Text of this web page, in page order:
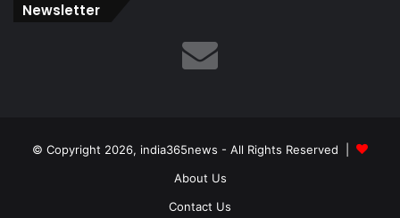
Newsletter
© Copyright 2026, india365news - All Rights Reserved |
About Us
Contact Us